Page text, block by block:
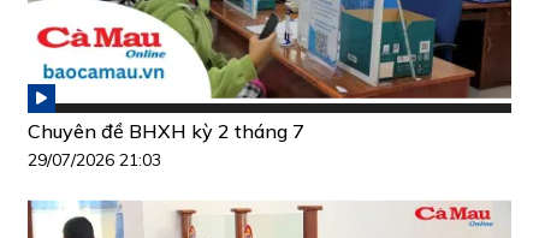
Chuyên đề BHXH kỳ 2 tháng 7
29/07/2026 21:03